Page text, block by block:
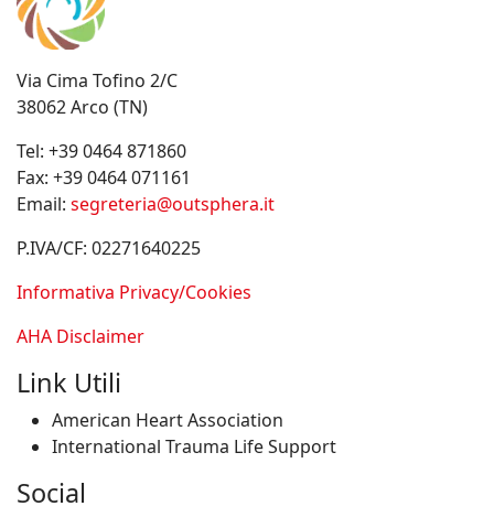
Via Cima Tofino 2/C
38062 Arco (TN)
Tel: +39 0464 871860
Fax: +39 0464 071161
Email: segreteria@outsphera.it
P.IVA/CF: 02271640225
Informativa Privacy/Cookies
AHA Disclaimer
Link Utili
American Heart Association
International Trauma Life Support
Social